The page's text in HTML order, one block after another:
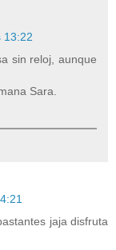
13:22
sin reloj, aunque
Sara.
jaja disfruta